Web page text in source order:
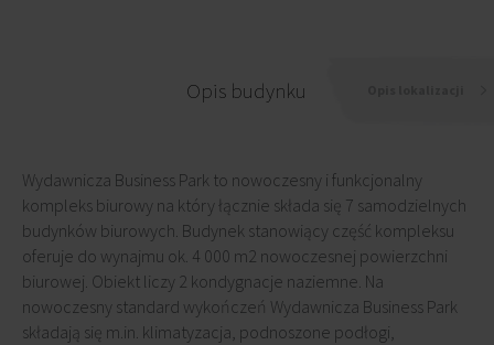
Opis budynku
Wydawnicza Business Park to nowoczesny i funkcjonalny
kompleks biurowy na który łącznie składa się 7 samodzielnych
budynków biurowych. Budynek stanowiący część kompleksu
oferuje do wynajmu ok. 4 000 m2 nowoczesnej powierzchni
biurowej. Obiekt liczy 2 kondygnacje naziemne. Na
nowoczesny standard wykończeń Wydawnicza Business Park
składają się m.in. klimatyzacja, podnoszone podłogi,